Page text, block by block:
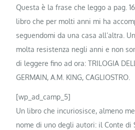
Questa è la frase che leggo a pag.
libro che per molti anni mi ha
seguendomi da una casa all’altra.
molta resistenza negli anni e non
di leggere fino ad ora: TRILOGIA
GERMAIN, A.M. KING, CAGLIOSTRO.
[wp_ad_camp_5]
Un libro che incuriosisce, almeno
nome di uno degli autori: il Conte di